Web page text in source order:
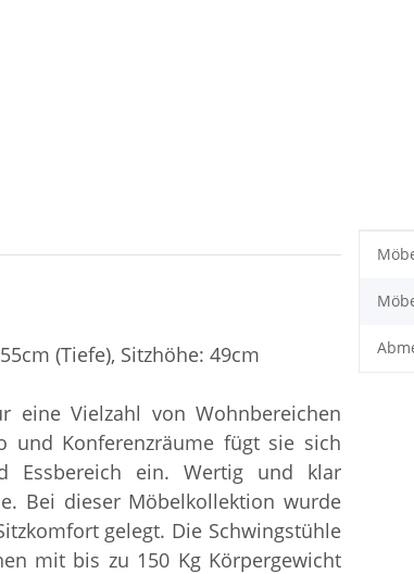
(Tiefe), Sitzhöhe: 49cm
eine Vielzahl von Wohnbereichen
und Konferenzräume fügt sie sich
Essbereich ein. Wertig und klar
Bei dieser Möbelkollektion wurde
gelegt. Die Schwingstühle
mit bis zu 150 Kg Körpergewicht
Wert